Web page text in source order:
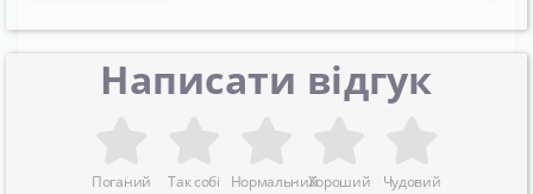
Написати відгук
Поганий Так собі НормальнийХороший Чудовий